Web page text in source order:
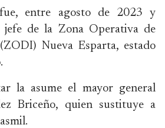
entre agosto de 2023 y
jefe de la Zona Operativa de
Nueva Esparta, estado
la asume el mayor general
Briceño, quien sustituye a